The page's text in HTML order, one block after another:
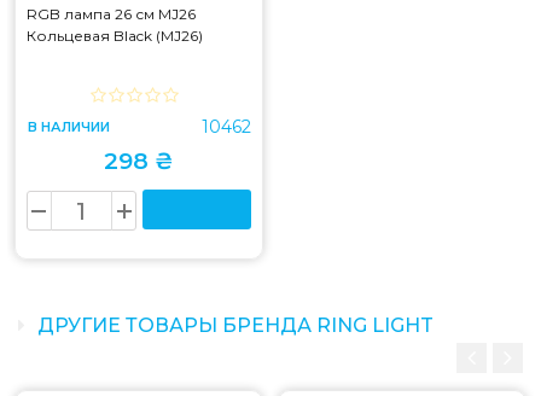
RGB лампа 26 см MJ26
Кольцевая Black (MJ26)
В НАЛИЧИИ 10462
298 ₴
ДРУГИЕ ТОВАРЫ БРЕНДА RING LIGHT